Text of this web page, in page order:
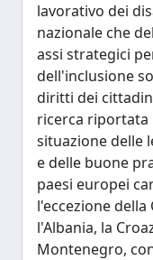
lavorativo dei
nazionale che
assi strategici
dell'inclusione
diritti dei
ricerca riportata
situazione delle
e delle buone
paesi europei
l'eccezione
l'Albania, la
Montenegro,